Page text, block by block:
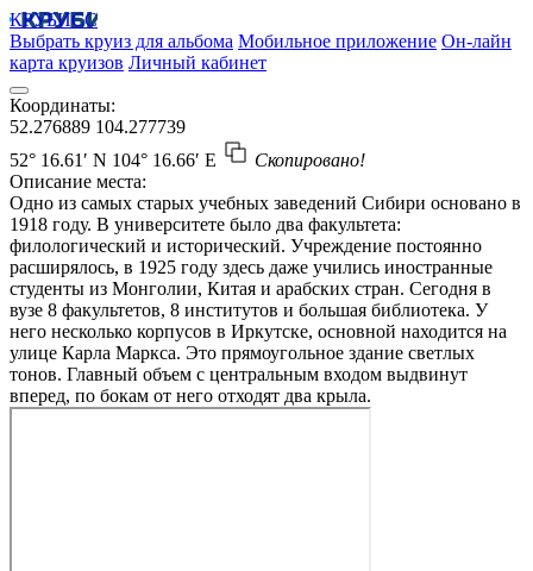
КРУБИСС
Выбрать круиз для альбома Мобильное приложение Он-лайн
карта круизов Личный кабинет
Координаты:
52.276889 104.277739
52° 16.61′ N 104° 16.66′ E
Скопировано!
Описание места:
Одно из самых старых учебных заведений Сибири основано в
1918 году. В университете было два факультета:
филологический и исторический. Учреждение постоянно
расширялось, в 1925 году здесь даже учились иностранные
студенты из Монголии, Китая и арабских стран. Сегодня в
вузе 8 факультетов, 8 институтов и большая библиотека. У
него несколько корпусов в Иркутске, основной находится на
улице Карла Маркса. Это прямоугольное здание светлых
тонов. Главный объем с центральным входом выдвинут
вперед, по бокам от него отходят два крыла.